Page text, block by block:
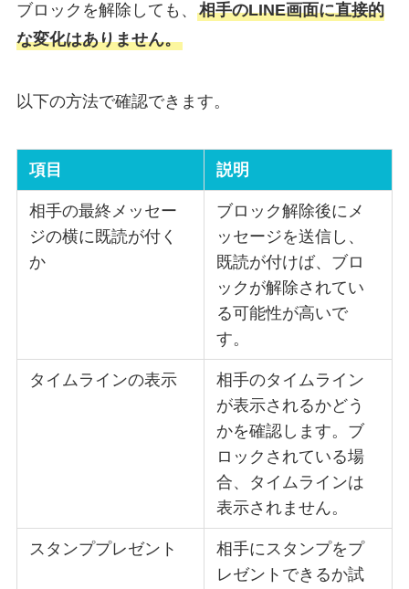
ブロックを解除しても、 相手のLINE画面に直接的
な変化はありません。
以下の方法で確認できます。
項目 説明
相手の最終メッセー
ジの横に既読が付く
か
ブロック解除後にメ
ッセージを送信し、
既読が付けば、ブロ
ックが解除されてい
る可能性が高いで
す。
タイムラインの表示
相手のタイムライン
が表示されるかどう
かを確認します。ブ
ロックされている場
合、タイムラインは
表示されません。
スタンププレゼント
相手にスタンプをプ
レゼントできるか試